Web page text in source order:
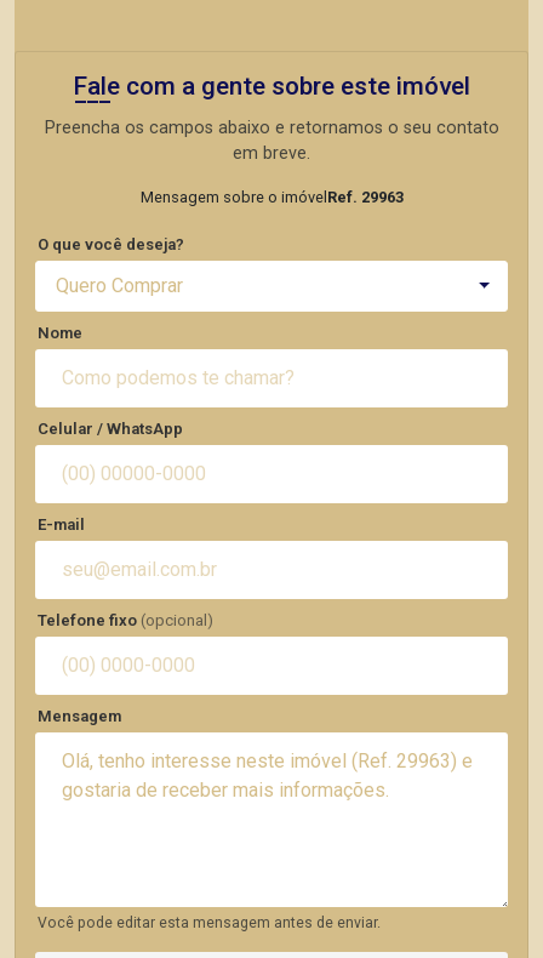
Fale com a gente sobre este imóvel
Preencha os campos abaixo e retornamos o seu contato
em breve.
Mensagem sobre o imóvel Ref. 29963
O que você deseja?
Quero Comprar
Nome
Celular / WhatsApp
E-mail
Telefone fixo (opcional)
Mensagem
Você pode editar esta mensagem antes de enviar.